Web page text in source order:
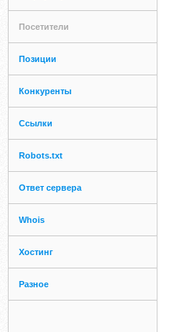
Посетители
Позиции
Конкуренты
Ссылки
Robots.txt
Ответ сервера
Whois
Хостинг
Разное